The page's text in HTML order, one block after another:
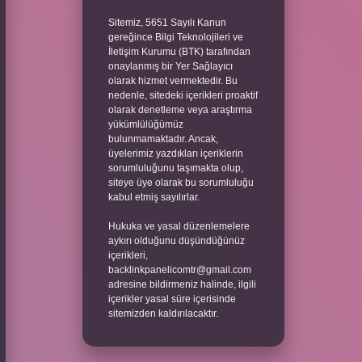
Sitemiz, 5651 Sayılı Kanun
gereğince Bilgi Teknolojileri ve
İletişim Kurumu (BTK) tarafından
onaylanmış bir Yer Sağlayıcı
olarak hizmet vermektedir. Bu
nedenle, sitedeki içerikleri proaktif
olarak denetleme veya araştırma
yükümlülüğümüz
bulunmamaktadır. Ancak,
üyelerimiz yazdıkları içeriklerin
sorumluluğunu taşımakta olup,
siteye üye olarak bu sorumluluğu
kabul etmiş sayılırlar.
Hukuka ve yasal düzenlemelere
aykırı olduğunu düşündüğünüz
içerikleri,
backlinkpanelicomtr@gmail.com
adresine bildirmeniz halinde, ilgili
içerikler yasal süre içerisinde
sitemizden kaldırılacaktır.